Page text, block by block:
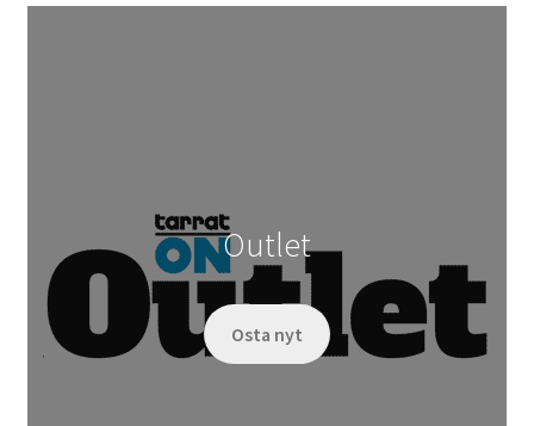
Outlet
Osta nyt